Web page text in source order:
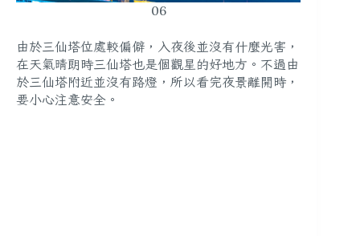
06
由於三仙塔位處較偏僻，入夜後並沒有什麼光害，
在天氣晴朗時三仙塔也是個觀星的好地方。不過由
於三仙塔附近並沒有路燈，所以看完夜景離開時，
要小心注意安全。